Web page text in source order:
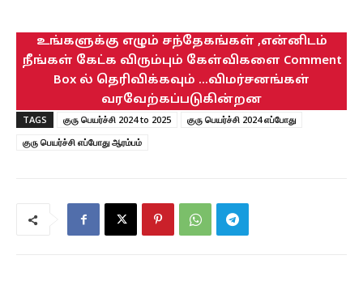
உங்களுக்கு எழும் சந்தேகங்கள் ,என்னிடம்
நீங்கள் கேட்க விரும்பும் கேள்விகளை Comment
Box ல் தெரிவிக்கவும் ...விமர்சனங்கள்
வரவேற்கப்படுகின்றன
TAGS குரு பெயர்ச்சி 2024 to 2025
குரு பெயர்ச்சி 2024 எப்போது
குரு பெயர்ச்சி எப்போது ஆரம்பம்